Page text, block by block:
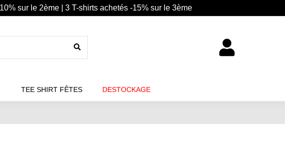
sur le 2ème | 3 T-shirts achetés -15% sur le 3ème
TEE SHIRT FÊTES DESTOCKAGE